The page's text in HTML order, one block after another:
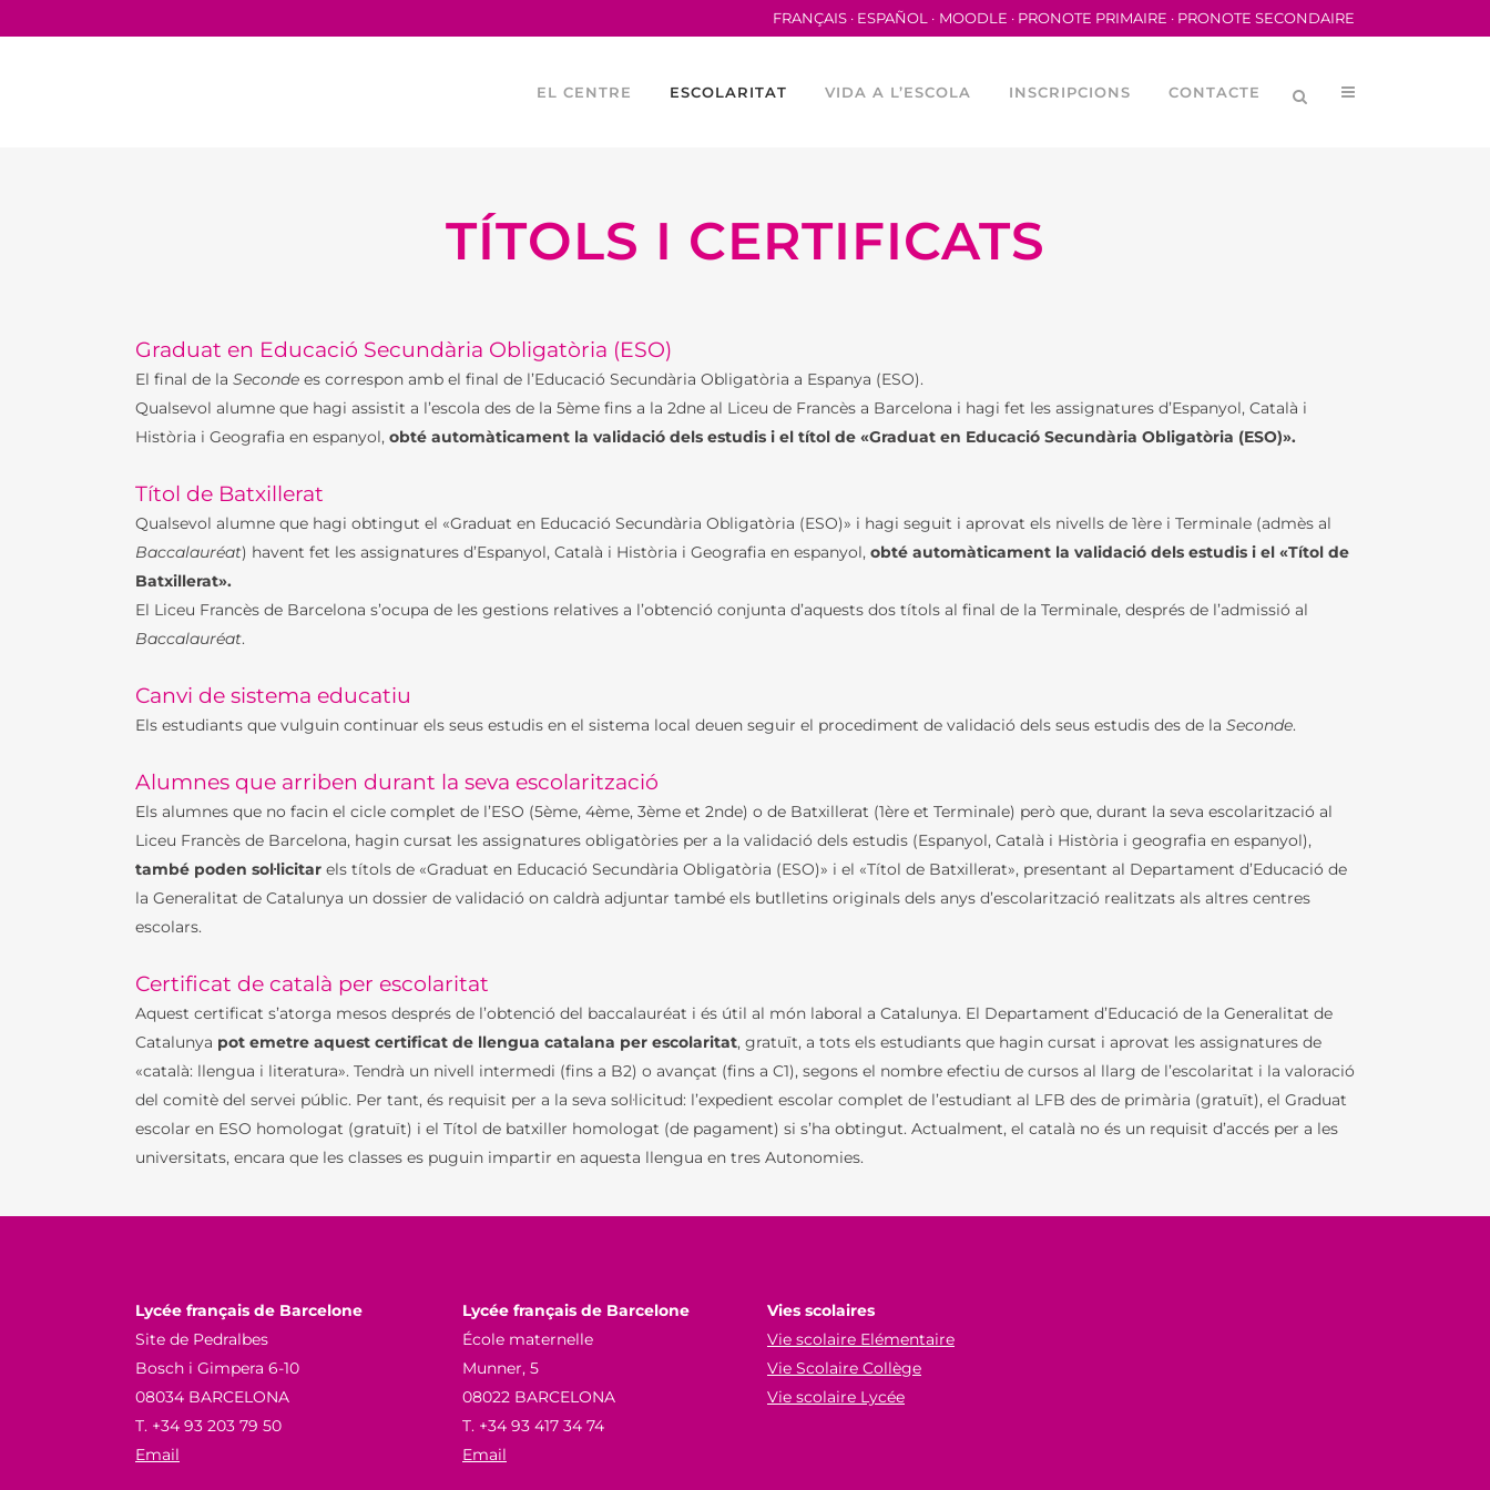
FRANÇAIS ESPAÑOL MOODLE · PRONOTE PRIMAIRE · PRONOTE SECONDAIRE
EL CENTRE
EL LFB EN XIFRES
ELS NOSTRES TEXTOS
FONAMENTALS
SERVEIS FINANCERS
ESCOLARITAT
ESTUDIS ESPANYOLS I
CATALANS AL LFB
TÍTOLS I CERTIFICATS
EL COLLÈGE
VIDA A L’ESCOLA
VIE SCOLAIRE
CALENDARI ESCOLAR
COL·LABORACIONS
ASSOCIACIÓ ESPORTIVA
DIPLOMA D’INICIACIÓ A
LA AVIACIÓ
INSCRIPCIONS CONTACTE
TÍTOLS I CERTIFICATS
Graduat en Educació Secundària Obligatòria (ESO)
El final de la Seconde es correspon amb el final de l’Educació Secundària Obligatòria a Espanya (ESO).
Qualsevol alumne que hagi assistit a l’escola des de la 5ème fins a la 2dne al Liceu de Francès a Barcelona i hagi fet les assignatures d’Espanyol, Català i
Història i Geografia en espanyol, obté automàticament la validació dels estudis i el títol de «Graduat en Educació Secundària Obligatòria (ESO)».
Títol de Batxillerat
Qualsevol alumne que hagi obtingut el «Graduat en Educació Secundària Obligatòria (ESO)» i hagi seguit i aprovat els nivells de 1ère i Terminale (admès al
Baccalauréat) havent fet les assignatures d’Espanyol, Català i Història i Geografia en espanyol, obté automàticament la validació dels estudis i el «Títol de
Batxillerat».
El Liceu Francès de Barcelona s’ocupa de les gestions relatives a l’obtenció conjunta d’aquests dos títols al final de la Terminale, després de l’admissió al
Baccalauréat.
Canvi de sistema educatiu
Els estudiants que vulguin continuar els seus estudis en el sistema local deuen seguir el procediment de validació dels seus estudis des de la Seconde.
Alumnes que arriben durant la seva escolarització
Els alumnes que no facin el cicle complet de l’ESO (5ème, 4ème, 3ème et 2nde) o de Batxillerat (1ère et Terminale) però que, durant la seva escolarització al
Liceu Francès de Barcelona, hagin cursat les assignatures obligatòries per a la validació dels estudis (Espanyol, Català i Història i geografia en espanyol),
també poden sol·licitar els títols de «Graduat en Educació Secundària Obligatòria (ESO)» i el «Títol de Batxillerat», presentant al Departament d’Educació de
la Generalitat de Catalunya un dossier de validació on caldrà adjuntar també els butlletins originals dels anys d’escolarització realitzats als altres centres
escolars.
Certificat de català per escolaritat
Aquest certificat s’atorga mesos després de l’obtenció del baccalauréat i és útil al món laboral a Catalunya. El Departament d’Educació de la Generalitat de
Catalunya pot emetre aquest certificat de llengua catalana per escolaritat, gratuït, a tots els estudiants que hagin cursat i aprovat les assignatures de
«català: llengua i literatura». Tendrà un nivell intermedi (fins a B2) o avançat (fins a C1), segons el nombre efectiu de cursos al llarg de l’escolaritat i la valoració
del comitè del servei públic. Per tant, és requisit per a la seva sol·licitud: l’expedient escolar complet de l’estudiant al LFB des de primària (gratuït), el Graduat
escolar en ESO homologat (gratuït) i el Títol de batxiller homologat (de pagament) si s’ha obtingut. Actualment, el català no és un requisit d’accés per a les
universitats, encara que les classes es puguin impartir en aquesta llengua en tres Autonomies.
Lycée français de Barcelone
Site de Pedralbes
Bosch i Gimpera 6-10
08034 BARCELONA
T. +34 93 203 79 50
Email
Lycée français de Barcelone
École maternelle
Munner, 5
08022 BARCELONA
T. +34 93 417 34 74
Email
Vies scolaires
Vie scolaire Elémentaire
Vie Scolaire Collège
Vie scolaire Lycée